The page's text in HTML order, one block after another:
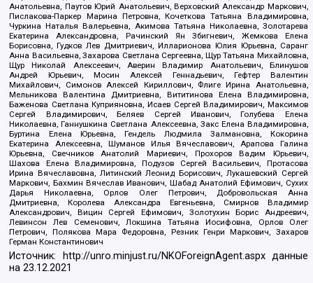
Анатольевна, Паутов Юрий Анатольевич, Верховский Александр Маркович,
Пислакова-Паркер Марина Петровна, Кочеткова Татьяна Владимировна,
Чуркина Наталья Валерьевна, Акимова Татьяна Николаевна, Золотарева
Екатерина Александровна, Рачинский Ян Збигневич, Жемкова Елена
Борисовна, Гудков Лев Дмитриевич, Илларионова Юлия Юрьевна, Саранг
Анна Васильевна, Захарова Светлана Сергеевна, Щур Татьяна Михайловна,
Щур Николай Алексеевич, Аверин Владимир Анатольевич, Блинушов
Андрей Юрьевич, Мосин Алексей Геннадьевич, Гефтер Валентин
Михайлович, Симонов Алексей Кириллович, Флиге Ирина Анатольевна,
Мельникова Валентина Дмитриевна, Вититинова Елена Владимировна,
Баженова Светлана Куприяновна, Исаев Сергей Владимирович, Максимов
Сергей Владимирович, Беляев Сергей Иванович, Голубева Елена
Николаевна, Ганнушкина Светлана Алексеевна, Закс Елена Владимировна,
Буртина Елена Юрьевна, Гендель Людмила Залмановна, Кокорина
Екатерина Алексеевна, Шуманов Илья Вячеславович, Арапова Галина
Юрьевна, Свечников Анатолий Мариевич, Прохоров Вадим Юрьевич,
Шахова Елена Владимировна, Подузов Сергей Васильевич, Протасова
Ирина Вячеславовна, Литинский Леонид Борисович, Лукашевский Сергей
Маркович, Бахмин Вячеслав Иванович, Шабад Анатолий Ефимович, Сухих
Дарья Николаевна, Орлов Олег Петрович, Добровольская Анна
Дмитриевна, Королева Александра Евгеньевна, Смирнов Владимир
Александрович, Вицин Сергей Ефимович, Золотухин Борис Андреевич,
Левинсон Лев Семенович, Локшина Татьяна Иосифовна, Орлов Олег
Петрович, Полякова Мара Федоровна, Резник Генри Маркович, Захаров
Герман Константинович
Источник: http://unro.minjust.ru/NKOForeignAgent.aspxданные
на23.12.2021